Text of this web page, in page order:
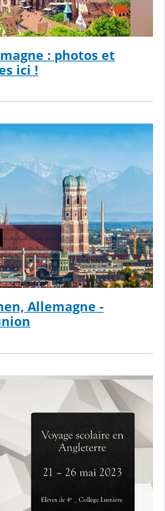
: photos et
ici !
Allemagne -